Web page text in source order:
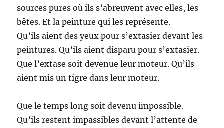
sources pures où ils s’abreuvent avec elles, les
bêtes. Et la peinture qui les représente.
Qu’ils aient des yeux pour s’extasier devant les
peintures. Qu’ils aient disparu pour s’extasier.
Que l’extase soit devenue leur moteur. Qu’ils
aient mis un tigre dans leur moteur.
Que le temps long soit devenu impossible.
Qu’ils restent impassibles devant l’attente de